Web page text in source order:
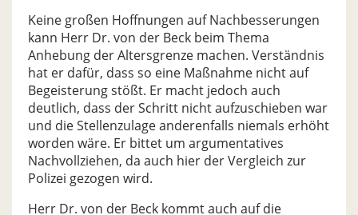
Keine großen Hoffnungen auf Nachbesserungen
kann Herr Dr. von der Beck beim Thema
Anhebung der Altersgrenze machen. Verständnis
hat er dafür, dass so eine Maßnahme nicht auf
Begeisterung stößt. Er macht jedoch auch
deutlich, dass der Schritt nicht aufzuschieben war
und die Stellenzulage anderenfalls niemals erhöht
worden wäre. Er bittet um argumentatives
Nachvollziehen, da auch hier der Vergleich zur
Polizei gezogen wird.
Herr Dr. von der Beck kommt auch auf die